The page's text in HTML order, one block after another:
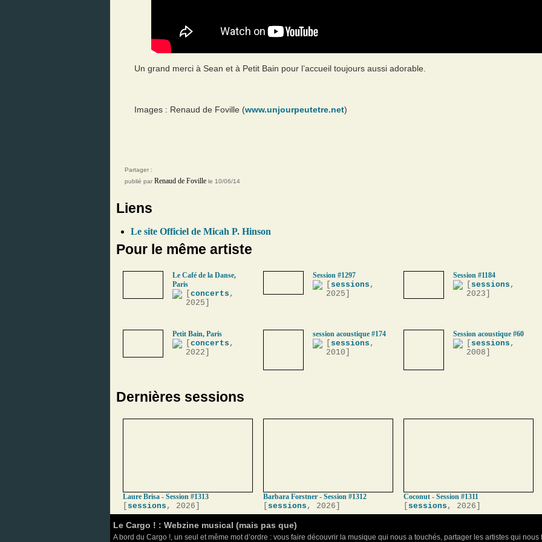
Un grand merci à Sean et à Petit Bain pour l’accueil toujours aussi adorable.
Images : Renaud de Foville (www.unjourpeutetre.net)
Partager :
publié par Renaud de Foville le 10/06/14
Liens
Le site Officiel de Micah P. Hinson
Pour le même artiste
Le Café de la Danse,
Paris
concerts ,
2025]
Session #1297
sessions ,
2025]
Session #1184
sessions ,
2023]
Petit Bain, Paris
concerts ,
2022]
session acoustique #174
sessions ,
2010]
Session acoustique #60
sessions ,
2008]
Dernières sessions
Laure Brisa - Session #1313
sessions , 2026]
Barbara Forstner - Session #1312
sessions , 2026]
Coconut - Session #1311
sessions , 2026]
Le Cargo ! : Webzine musical (mais pas que)
A bord du Cargo !, un seul et même mot d’ordre : vous faire découvrir la musique qui nous a touchés, partager les artistes qui